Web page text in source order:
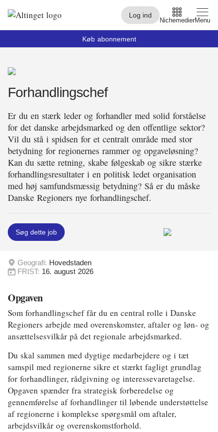
Log ind
Nichemedier
Arktis
By og Bolig
Børn
Christiansborg
Civilsamfund
Digital
Energi og Forsyning
Etik og Tro
EU
Fonde
Forskning
Forsvar og Beredskab
Fødevarer
Hovedstaden
Idræt
Menu
Køb abonnement
Forhandlingschef
Er du en stærk leder og forhandler med solid forståelse
for det danske arbejdsmarked og den offentlige sektor?
Vil du stå i spidsen for et centralt område med stor
betydning for regionernes rammer og opgaveløsning?
Kan du sætte retning, skabe følgeskab og sikre stærke
forhandlingsresultater i en politisk ledet organisation
med høj samfundsmæssig betydning? Så er du måske
Danske Regioners nye forhandlingschef.
Søg dette job
Geografi: Hovedstaden
FRIST: 16. august 2026
Opgaven
Som forhandlingschef får du en central rolle i Danske
Regioners arbejde med overenskomster, aftaler og løn- og
ansættelsesvilkår på det regionale arbejdsmarked.
Du skal sammen med dygtige medarbejdere og i tæt
samspil med regionerne sikre et stærkt fagligt grundlag
for forhandlinger, rådgivning og interessevaretagelse.
Opgaven spænder fra strategisk forberedelse og
gennemførelse af forhandlinger til løbende understøttelse
af regionerne i komplekse spørgsmål om aftaler,
arbejdsvilkår og overenskomstforhold.